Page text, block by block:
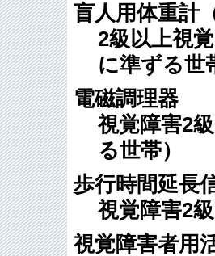
盲人用体重計
2級以上視
に準ずる世
電磁調理器
視覚障害2
る世帯）
歩行時間延長
視覚障害2
視覚障害者用